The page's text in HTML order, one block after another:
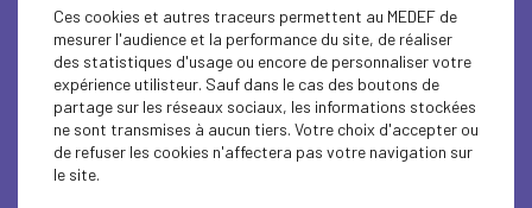
l’emploi et un accélérateur de confiance ».
Hélène Derrien, coprésidente de la commission
Education, Formation, Compétences et
Jeunesse du Medef, et DRH du groupe Orano, a
confirmé l’intérêt des entreprises et des
recruteurs pour les profils Erasmus+, traduisant
des capacités d’adaptation, d’autonomie et
Ces cookies et autres traceurs permettent au MEDEF de
mesurer l'audience et la performance du site, de réaliser
des statistiques d'usage ou encore de personnaliser votre
expérience utilisteur. Sauf dans le cas des boutons de
partage sur les réseaux sociaux, les informations stockées
ne sont transmises à aucun tiers. Votre choix d'accepter ou
de refuser les cookies n'affectera pas votre navigation sur
le site.